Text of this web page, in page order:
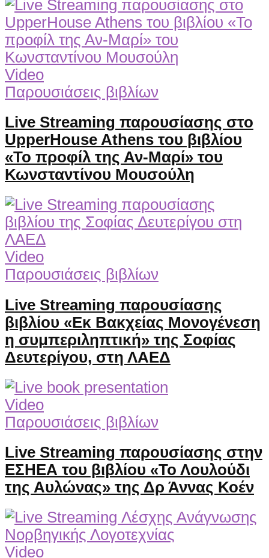
Video
Παρουσιάσεις βιβλίων
Live Streaming παρουσίασης στο
UpperHouse Athens του βιβλίου
«Το προφίλ της Αν-Μαρί» του
Κωνσταντίνου Μουσούλη
Video
Παρουσιάσεις βιβλίων
Live Streaming παρουσίασης
βιβλίου «Εκ Βακχείας Μονογένεση
η συμπεριληπτική» της Σοφίας
Δευτερίγου, στη ΛΑΕΔ
Video
Παρουσιάσεις βιβλίων
Live Streaming παρουσίασης στην
ΕΣΗΕΑ του βιβλίου «Το Λουλούδι
της Αυλώνας» της Δρ Άννας Κοέν
Video